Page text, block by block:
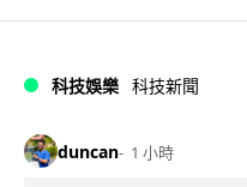
科技娛樂 科技新聞
duncan 1 小時